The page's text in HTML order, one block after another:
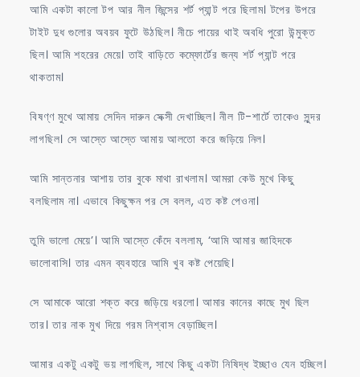
আমি একটা কালো টপ আর নীল জিন্সের শর্ট প্যান্ট পরে ছিলাম। টপের উপরে
টাইট দুধ গুলোর অবয়ব ফুটে উঠছিল। নীচে পায়ের থাই অবধি পুরো উন্মুক্ত
ছিল। আমি শহরের মেয়ে। তাই বাড়িতে কম্ফোর্টের জন্য শর্ট প্যান্ট পরে
থাকতাম।
বিষণ্ণ মুখে আমায় সেদিন দারুন সেক্সী দেখাচ্ছিল। নীল টি-শার্টে তাকেও সুন্দর
লাগছিল। সে আস্তে আস্তে আমায় আলতো করে জড়িয়ে নিল।
আমি সান্তনার আশায় তার বুকে মাথা রাখলাম। আমরা কেউ মুখে কিছু
বলছিলাম না। এভাবে কিছুক্ষন পর সে বলল, এত কষ্ট পেওনা।
তুমি ভালো মেয়ে’। আমি আস্তে কেঁদে বললাম, ‘আমি আমার জাহিদকে
ভালোবাসি। তার এমন ব্যবহারে আমি খুব কষ্ট পেয়েছি।
সে আমাকে আরো শক্ত করে জড়িয়ে ধরলো। আমার কানের কাছে মুখ ছিল
তার। তার নাক মুখ দিয়ে গরম নিশ্বাস বেড়াচ্ছিল।
আমার একটু একটু ভয় লাগছিল, সাথে কিছু একটা নিষিদ্ধ ইচ্ছাও যেন হচ্ছিল।